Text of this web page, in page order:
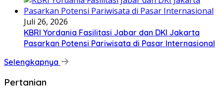
Juli 26, 2026
KBRI Yordania Fasilitasi Jabar dan DKI Jakarta
Pasarkan Potensi Pariwisata di Pasar Internasional
Selengkapnya
Pertanian